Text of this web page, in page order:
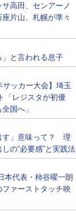
高田、センアーノ
片山、札幌が準々
」と言われる息子
サッカー大会】埼玉
「レジスタが初優
国へ」
す」意味って？ 理
の“必要感”と実践法
本代表・柿谷曜一朗
ァーストタッチ映